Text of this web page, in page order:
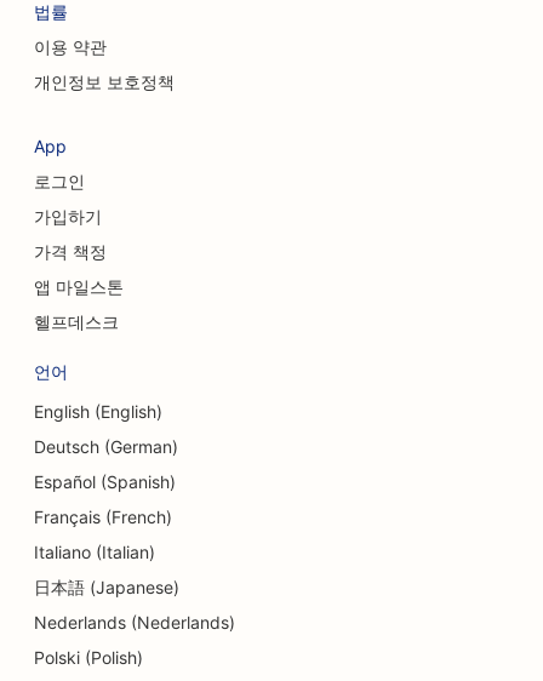
법률
이용 약관
개인정보 보호정책
App
로그인
가입하기
가격 책정
앱 마일스톤
헬프데스크
언어
English (English)
Deutsch (German)
Español (Spanish)
Français (French)
Italiano (Italian)
日本語 (Japanese)
Nederlands (Nederlands)
Polski (Polish)